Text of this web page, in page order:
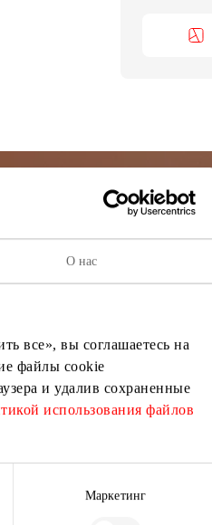
О нас
все», вы соглашаетесь на
файлы cookie
и удалив сохраненные
использования файлов
Маркетинг
информации